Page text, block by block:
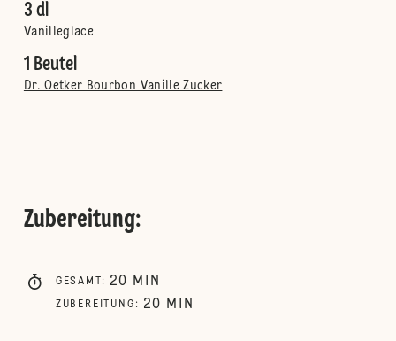
3 dl
Vanilleglace
1 Beutel
Dr. Oetker Bourbon Vanille Zucker
Zubereitung:
GESAMT : 20 MIN
ZUBEREITUNG : 20 MIN